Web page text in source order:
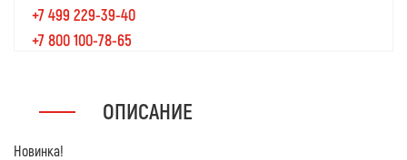
+7 499 229-39-40
+7 800 100-78-65
ОПИСАНИЕ
Новинка!